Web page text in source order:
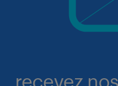
recevez